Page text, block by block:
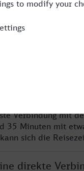
schnellste
Verbindung mit
35 Minuten mit
sich die
direkte